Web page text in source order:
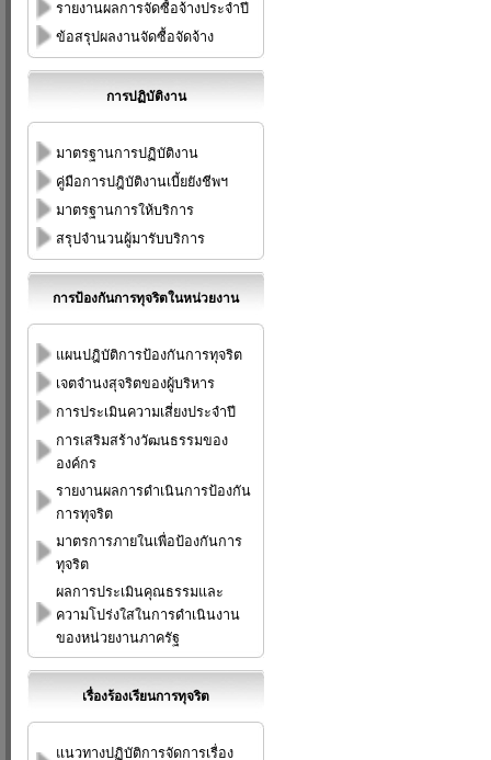
รายงานผลการจัดซื้อจ้างประจำปี
ข้อสรุปผลงานจัดซื้อจัดจ้าง
การปฏิบัติงาน
มาตรฐานการปฏิบัติงาน
คู่มือการปฎิบัติงานเบี้ยยังชีพฯ
มาตรฐานการให้บริการ
สรุปจำนวนผู้มารับบริการ
การป้องกันการทุจริตในหน่วยงาน
แผนปฎิบัติการป้องกันการทุจริต
เจตจำนงสุจริตของผู้บริหาร
การประเมินความเสี่ยงประจำปี
การเสริมสร้างวัฒนธรรมของ
องค์กร
รายงานผลการดำเนินการป้องกัน
การทุจริต
มาตรการภายในเพื่อป้องกันการ
ทุจริต
ผลการประเมินคุณธรรมและ
ความโปร่งใสในการดำเนินงาน
ของหน่วยงานภาครัฐ
เรื่องร้องเรียนการทุจริต
แนวทางปฏิบัติการจัดการเรื่อง